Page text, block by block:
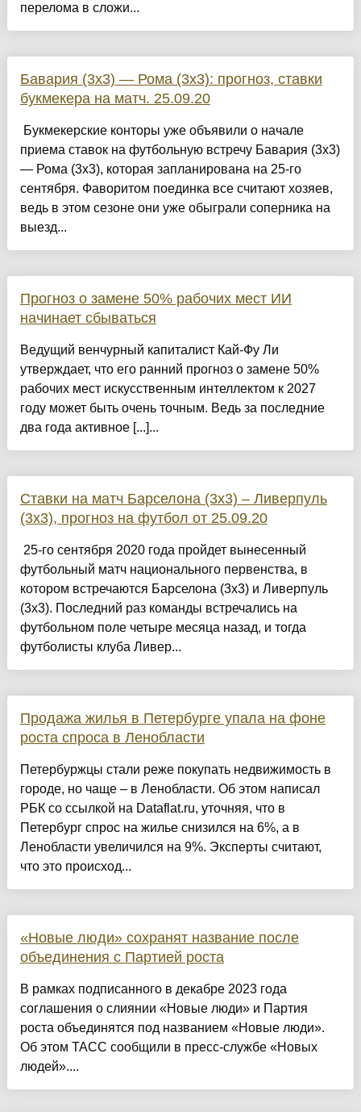
перелома в сложи...
Бавария (3х3) — Рома (3х3): прогноз, ставки
букмекера на матч. 25.09.20
Букмекерские конторы уже объявили о начале
приема ставок на футбольную встречу Бавария (3х3)
— Рома (3х3), которая запланирована на 25-го
сентября. Фаворитом поединка все считают хозяев,
ведь в этом сезоне они уже обыграли соперника на
выезд...
Прогноз о замене 50% рабочих мест ИИ
начинает сбываться
Ведущий венчурный капиталист Кай-Фу Ли
утверждает, что его ранний прогноз о замене 50%
рабочих мест искусственным интеллектом к 2027
году может быть очень точным. Ведь за последние
два года активное [...]...
Ставки на матч Барселона (3х3) – Ливерпуль
(3х3), прогноз на футбол от 25.09.20
25-го сентября 2020 года пройдет вынесенный
футбольный матч национального первенства, в
котором встречаются Барселона (3х3) и Ливерпуль
(3х3). Последний раз команды встречались на
футбольном поле четыре месяца назад, и тогда
футболисты клуба Ливер...
Продажа жилья в Петербурге упала на фоне
роста спроса в Ленобласти
Петербуржцы стали реже покупать недвижимость в
городе, но чаще – в Ленобласти. Об этом написал
РБК со ссылкой на Dataflat.ru, уточняя, что в
Петербург спрос на жилье снизился на 6%, а в
Ленобласти увеличился на 9%. Эксперты считают,
что это происход...
«Новые люди» сохранят название после
объединения с Партией роста
В рамках подписанного в декабре 2023 года
соглашения о слиянии «Новые люди» и Партия
роста объединятся под названием «Новые люди».
Об этом ТАСС сообщили в пресс-службе «Новых
людей»....